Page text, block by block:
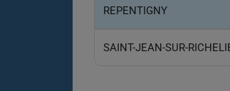
REPENTIGNY
SAINT-JEAN-SUR-